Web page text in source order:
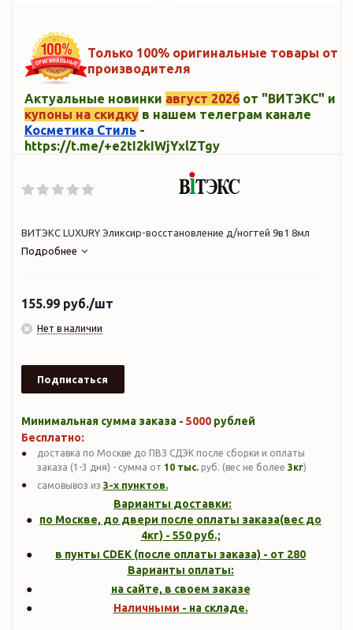
Только 100% оригинальные товары от
производителя
Актуальные новинки август 2026 от "ВИТЭКС" и
купоны на скидку в нашем телеграм канале
Косметика Стиль -
https://t.me/+e2tI2kIWjYxlZTgy
ВИТЭКС LUXURY Эликсир-восстановление д/ногтей 9в1 8мл
Подробнее
155.99 руб./шт
Нет в наличии
Подписаться
Минимальная сумма заказа - 5000 рублей
Бесплатно:
доставка по Москве до ПВЗ СДЭК после сборки и оплаты
заказа (1-3 дня) - сумма от 10 тыс. руб. (вес не более 3кг)
самовывоз из 3-х пунктов.
Варианты доставки:
по Москве, до двери после оплаты заказа(вес до
4кг) - 550руб.;
в пунты CDEK (после оплаты заказа) - от 280
Варианты оплаты:
на сайте, в своем заказе
Наличными - на складе.